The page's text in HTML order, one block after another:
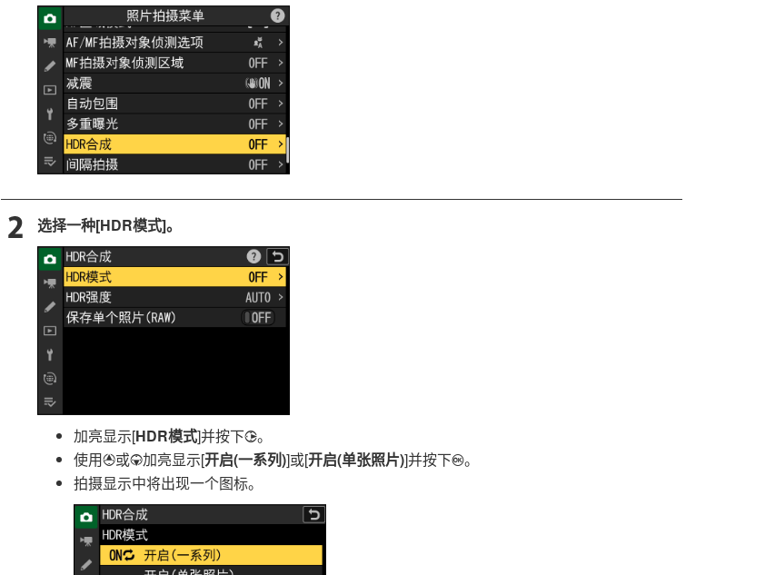
选择一种[HDR模式]。
加亮显示[HDR模式]并按下2。
使用1或3加亮显示[开启(一系列)]或[开启(单张照片)]并按下J。
拍摄显示中将出现一个图标。